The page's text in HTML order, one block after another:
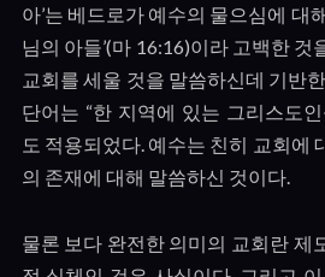
아’는 베드로가 예수의 물으심에 대
님의 아들’(마 16:16)이라 고백한 것
교회를 세울 것을 말씀하신데 기반
단어는 “한 지역에 있는 그리스도
도 적용되었다. 예수는 친히 교회에
의 존재에 대해 말씀하신 것이다.
물론 보다 완전한 의미의 교회란 제